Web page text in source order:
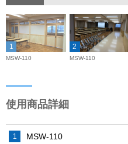
MSW-110 MSW-110
使用商品詳細
MSW-110